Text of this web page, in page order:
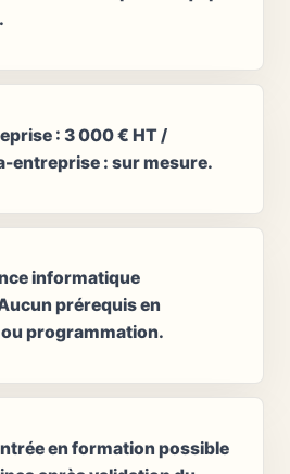
: 3 000 € HT /
entreprise : sur mesure.
informatique
prérequis en
programmation.
en formation possible